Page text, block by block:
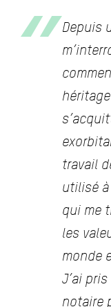
Depuis
travail
utilisé
qui me
les
monde
J’ai
notaire